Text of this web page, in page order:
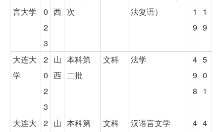
言大学
0
2
3
西 次
法复语）
1
9
1
9
大连大
学
2
0
2
3
山
西
本科第
二批
文科 法学
4
9
8
5
0
1
大连大
2 山 本科第
文科 汉语言文学
4 4